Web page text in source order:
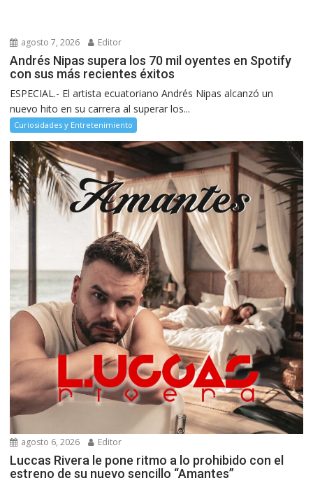
agosto 7, 2026 Editor
Andrés Nipas supera los 70 mil oyentes en Spotify
con sus más recientes éxitos
ESPECIAL.- El artista ecuatoriano Andrés Nipas alcanzó un
nuevo hito en su carrera al superar los...
Curiosidades y Entretenimiento
agosto 6, 2026 Editor
Luccas Rivera le pone ritmo a lo prohibido con el
estreno de su nuevo sencillo “Amantes”